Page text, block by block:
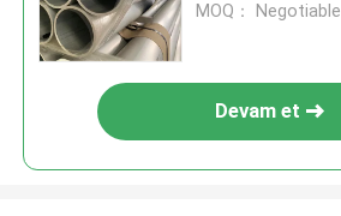
MOQ： Negotiable
Devam et